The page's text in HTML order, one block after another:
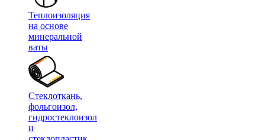
Теплоизоляция
на основе
минеральной
ваты
Стеклоткань,
фольгоизол,
гидростеклоизол
и